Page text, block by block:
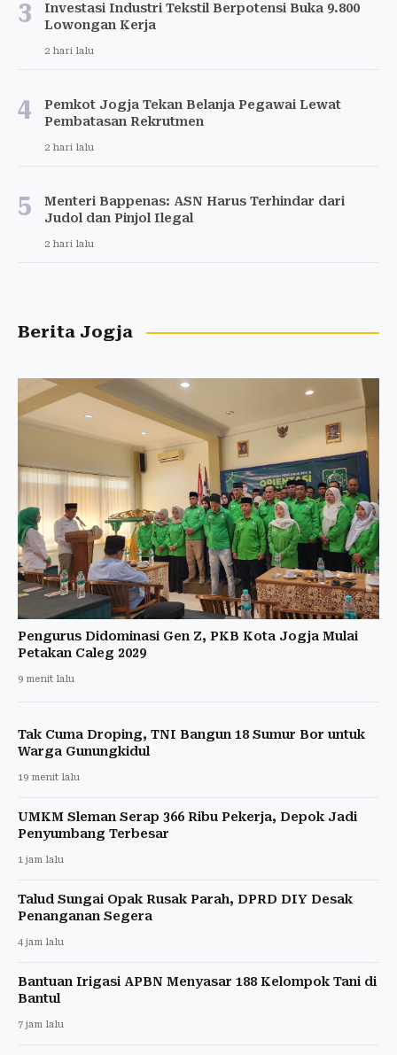
3
Investasi Industri Tekstil Berpotensi Buka 9.800
Lowongan Kerja
2 hari lalu
4
Pemkot Jogja Tekan Belanja Pegawai Lewat
Pembatasan Rekrutmen
2 hari lalu
5
Menteri Bappenas: ASN Harus Terhindar dari
Judol dan Pinjol Ilegal
2 hari lalu
Berita Jogja
Pengurus Didominasi Gen Z, PKB Kota Jogja Mulai
Petakan Caleg 2029
9 menit lalu
Tak Cuma Droping, TNI Bangun 18 Sumur Bor untuk
Warga Gunungkidul
19 menit lalu
UMKM Sleman Serap 366 Ribu Pekerja, Depok Jadi
Penyumbang Terbesar
1 jam lalu
Talud Sungai Opak Rusak Parah, DPRD DIY Desak
Penanganan Segera
4 jam lalu
Bantuan Irigasi APBN Menyasar 188 Kelompok Tani di
Bantul
7 jam lalu